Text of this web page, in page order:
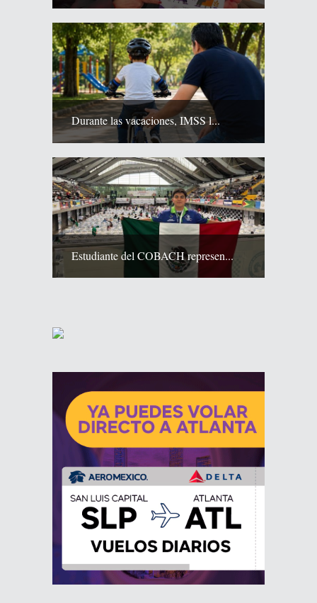
Durante las vacaciones, IMSS l...
Estudiante del COBACH represen...